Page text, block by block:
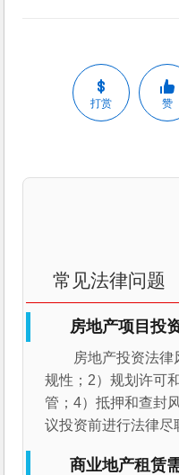
打赏 赞
常见法律问题
房地产项目投
房地产投资法
规性；2）规划许可
管；4）抵押和查封
议投资前进行法律尽
商业地产租赁